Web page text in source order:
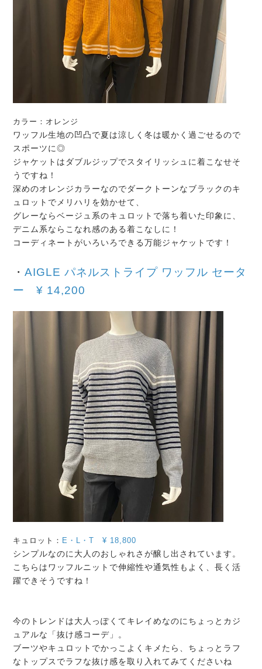
カラー：オレンジ
ワッフル生地の凹凸で夏は涼しく冬は暖かく過ごせるので
スポーツに◎
ジャケットはダブルジップでスタイリッシュに着こなせそ
うですね！
深めのオレンジカラーなのでダークトーンなブラックのキ
ュロットでメリハリを効かせて、
グレーならベージュ系のキュロットで落ち着いた印象に、
デニム系ならこなれ感のある着こなしに！
コーディネートがいろいろできる万能ジャケットです！
・AIGLE パネルストライプ ワッフル セータ
ー¥ 14,200
キュロット： E・L・T¥ 18,800
シンプルなのに大人のおしゃれさが醸し出されています。
こちらはワッフルニットで伸縮性や通気性もよく、長く活
躍できそうですね！
今のトレンドは大人っぽくてキレイめなのにちょっとカジ
ュアルな「抜け感コーデ」。
ブーツやキュロットでかっこよくキメたら、ちょっとラフ
なトップスでラフな抜け感を取り入れてみてくださいね